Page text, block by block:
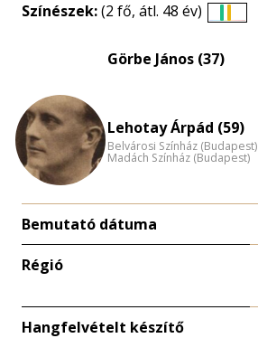
Színészek:(2 fő, átl. 48 év)
Görbe János (37)
Lehotay Árpád (59)
Belvárosi Színház (Budapest)
Madách Színház (Budapest)
Bemutató dátuma
Régió
Hangfelvételt készítő